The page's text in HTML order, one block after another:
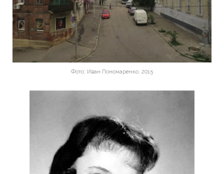
Фото: Иван Пономаренко, 2015